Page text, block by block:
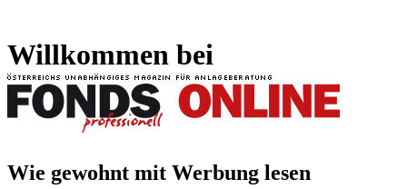
Willkommen bei
Wie gewohnt mit Werbung lesen